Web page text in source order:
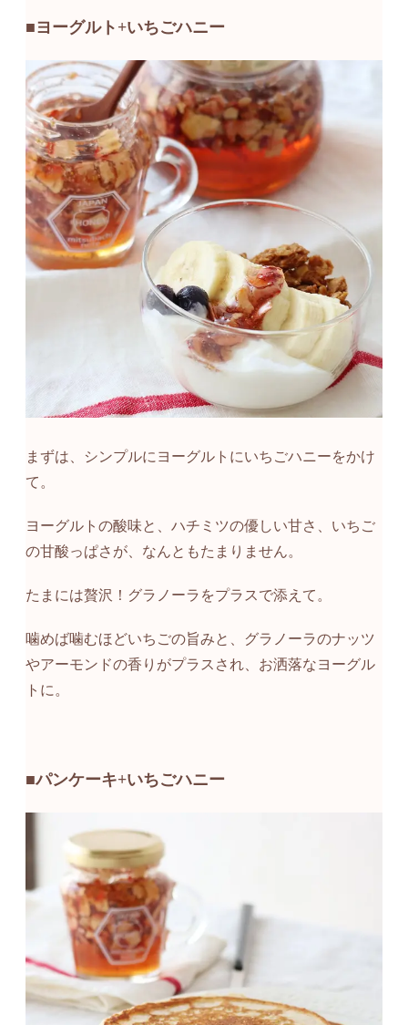
■ヨーグルト+いちごハニー
まずは、シンプルにヨーグルトにいちごハニーをかけ
て。
ヨーグルトの酸味と、ハチミツの優しい甘さ、いちご
の甘酸っぱさが、なんともたまりません。
たまには贅沢！グラノーラをプラスで添えて。
噛めば噛むほどいちごの旨みと、グラノーラのナッツ
やアーモンドの香りがプラスされ、お洒落なヨーグル
トに。
■パンケーキ+いちごハニー